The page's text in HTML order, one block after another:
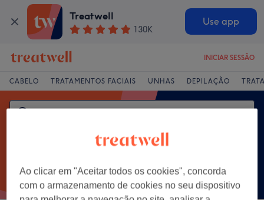
Treatwell
130K
Use app
INICIAR SESSÃO
CABELO TRATAMENTOS FACIAIS UNHAS DEPILAÇÃO
Ao clicar em "Aceitar todos os cookies", concorda
com o armazenamento de cookies no seu dispositivo